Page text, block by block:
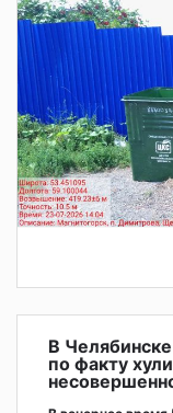
В
по факту